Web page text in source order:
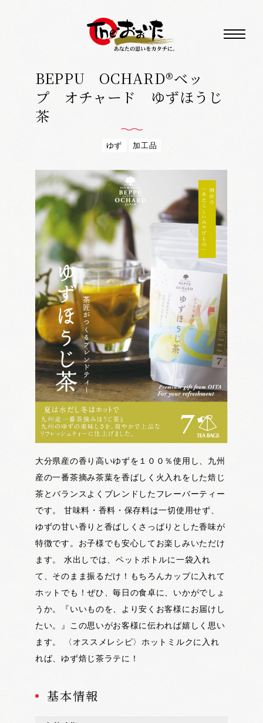
BEPPU OCHARD®ベッ
プ オチャード ゆずほうじ
茶
ゆず 加工品
大分県産の香り高いゆずを１００％使用し、九州
産の一番茶摘み茶葉を香ばしく火入れをした焙じ
茶とバランスよくブレンドしたフレーバーティー
です。 甘味料・香料・保存料は一切使用せず、
ゆずの甘い香りと香ばしくさっぱりとした香味が
特徴です。お子様でも安心してお楽しみいただけ
ます。 水出しでは、ペットボトルに一袋入れ
て、そのまま振るだけ！もちろんカップに入れて
ホットでも！ぜひ、毎日の食卓に、いかがでしょ
うか。『いいものを、より安くお客様にお届けし
たい。』この思いがお客様に伝われば嬉しく思い
ます。 〈オススメレシピ〉ホットミルクに入れ
れば、ゆず焙じ茶ラテに！
基本情報